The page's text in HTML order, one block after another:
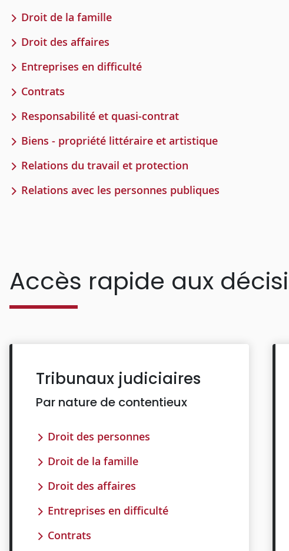
Droit de la famille
Droit des affaires
Entreprises en difficulté
Contrats
Responsabilité et quasi-contrat
Biens - propriété littéraire et artistique
Relations du travail et protection
Relations avec les personnes publiques
Accès rapide aux
Tribunaux judiciaires
Par nature de contentieux
Droit des personnes
Droit de la famille
Droit des affaires
Entreprises en difficulté
Contrats